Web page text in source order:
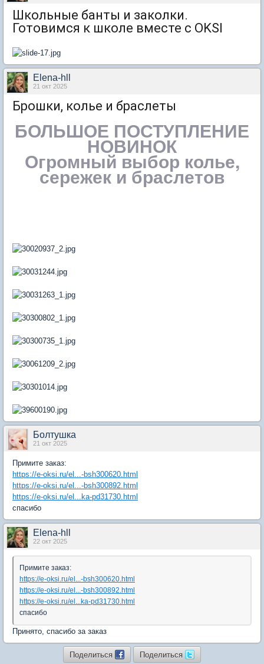
Школьные банты и заколки.
Готовимся к школе вместе с OKSI
Elena-hll
21 окт 2025
Брошки, колье и браслеты
БОЛЬШОЕ ПОСТУПЛЕНИЕ
НОВИНОК
Огромный выбор колье,
сережек и браслетов
Болтушка
21 окт 2025
Примите заказ:
https://e-oksi.ru/el...-bsh300620.html
https://e-oksi.ru/el...-bsh300892.html
https://e-oksi.ru/el...ka-pd31730.html
спасибо
Elena-hll
22 окт 2025
Примите заказ:
https://e-oksi.ru/el...-bsh300620.html
https://e-oksi.ru/el...-bsh300892.html
https://e-oksi.ru/el...ka-pd31730.html
спасибо
Принято, спасибо за заказ
Поделиться Поделиться